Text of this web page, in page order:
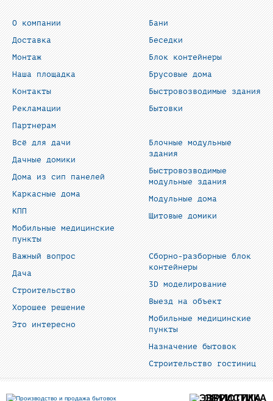
О компании
Доставка
Монтаж
Наша площадка
Контакты
Рекламации
Партнерам
Бани
Беседки
Блок контейнеры
Брусовые дома
Быстровозводимые здания
Бытовки
Всё для дачи
Дачные домики
Дома из сип панелей
Каркасные дома
КПП
Мобильные медицинские
пункты
Блочные модульные
здания
Быстровозводимые
модульные здания
Модульные дома
Щитовые домики
Важный вопрос
Дача
Строительство
Хорошее решение
Это интересно
Сборно-разборные блок
контейнеры
3D моделирование
Выезд на объект
Мобильные медицинские
пункты
Назначение бытовок
Строительство гостиниц
ЭВРИСТИКА